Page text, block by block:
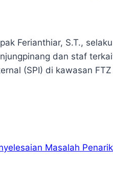
Ferianthiar, S.T., selaku
dan staf
(SPI) di kawasan FTZ